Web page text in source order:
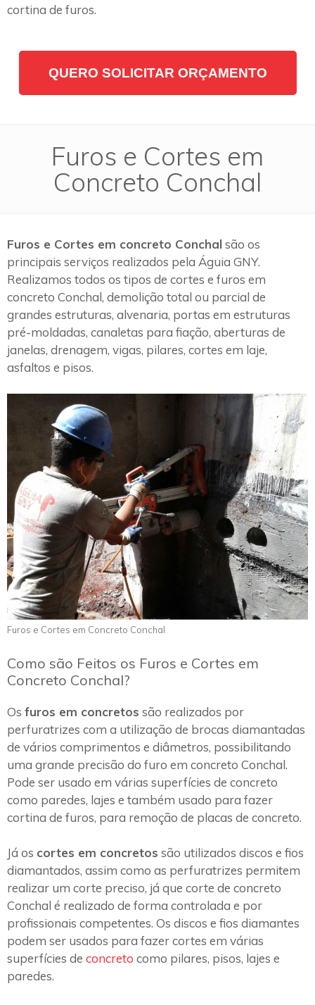
cortina de furos.
QUERO SOLICITAR ORÇAMENTO
Furos e Cortes em
Concreto Conchal
Furos e Cortes em concreto Conchal são os
principais serviços realizados pela Águia GNY.
Realizamos todos os tipos de cortes e furos em
concreto Conchal, demolição total ou parcial de
grandes estruturas, alvenaria, portas em estruturas
pré-moldadas, canaletas para fiação, aberturas de
janelas, drenagem, vigas, pilares, cortes em laje,
asfaltos e pisos.
Furos e Cortes em Concreto Conchal
Como são Feitos os Furos e Cortes em
Concreto Conchal?
Os furos em concretos são realizados por
perfuratrizes com a utilização de brocas diamantadas
de vários comprimentos e diâmetros, possibilitando
uma grande precisão do furo em concreto Conchal.
Pode ser usado em várias superfícies de concreto
como paredes, lajes e também usado para fazer
cortina de furos, para remoção de placas de concreto.
Já os cortes em concretos são utilizados discos e fios
diamantados, assim como as perfuratrizes permitem
realizar um corte preciso, já que corte de concreto
Conchal é realizado de forma controlada e por
profissionais competentes. Os discos e fios diamantes
podem ser usados para fazer cortes em várias
superfícies de concreto como pilares, pisos, lajes e
paredes.